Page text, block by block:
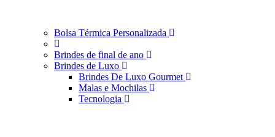
Bolsa Térmica Personalizada
Brindes de final de ano
Brindes de Luxo
Brindes De Luxo Gourmet
Malas e Mochilas
Tecnologia